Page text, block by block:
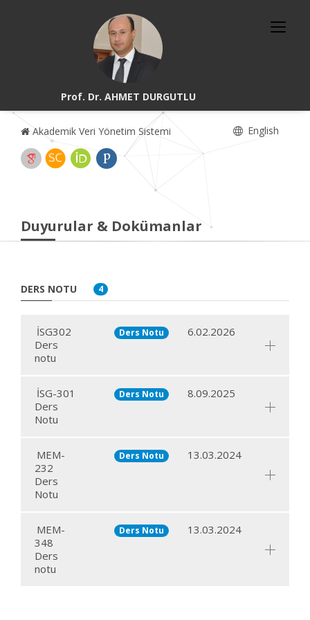
Prof. Dr. AHMET DURGUTLU
Akademik Veri Yönetim Sistemi English
Duyurular & Dokümanlar
DERS NOTU 4
İSG302
Ders
notu
Ders Notu 6.02.2026
İSG-301
Ders
Notu
Ders Notu 8.09.2025
MEM-
232
Ders
Notu
Ders Notu 13.03.2024
MEM-
348
Ders
notu
Ders Notu 13.03.2024